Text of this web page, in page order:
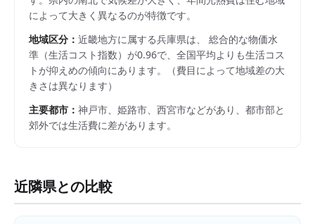
によって大きく異なるのが特徴です。
地域区分： 近畿地方に属する兵庫県は、 総合的な物価水
準（生活コスト指数）が0.96で、 全国平均よりも生活コス
トが抑えめの傾向にあります。
（費目によって地域差の大
きさは異なります）
主要都市： 神戸市、姫路市、西宮市などがあり、都市部と
郊外では生活費に差があります。
近隣県との比較